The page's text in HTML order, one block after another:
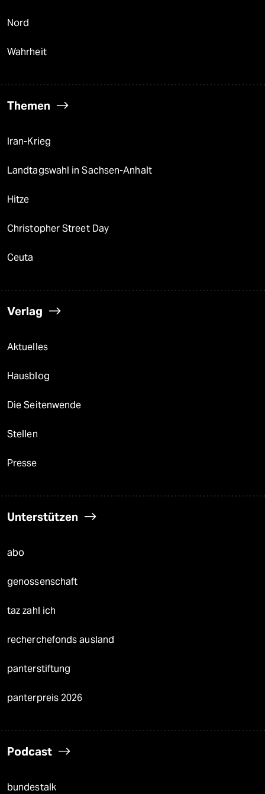
Nord
Wahrheit
Themen
Iran-Krieg
Landtagswahl in Sachsen-Anhalt
Hitze
Christopher Street Day
Ceuta
Verlag
Aktuelles
Hausblog
Die Seitenwende
Stellen
Presse
Unterstützen
abo
genossenschaft
taz zahl ich
recherchefonds ausland
panterstiftung
panterpreis 2026
Podcast
bundestalk